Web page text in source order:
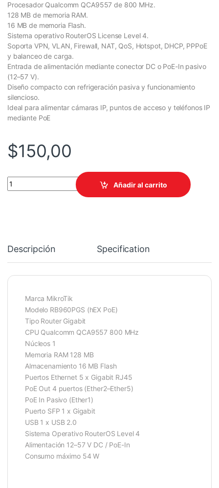
Procesador Qualcomm QCA9557 de 800 MHz.
128 MB de memoria RAM.
16 MB de memoria Flash.
Sistema operativo RouterOS License Level 4.
Soporta VPN, VLAN, Firewall, NAT, QoS, Hotspot, DHCP, PPPoE
y balanceo de carga.
Entrada de alimentación mediante conector DC o PoE-In pasivo
(12–57 V).
Diseño compacto con refrigeración pasiva y funcionamiento
silencioso.
Ideal para alimentar cámaras IP, puntos de acceso y teléfonos IP
mediante PoE
$150,00
MIKROTIK ROUTER RB-960PGS MODELO HEX POE quantity
Añadir al carrito
Descripción Specification
Marca MikroTik
Modelo RB960PGS (hEX PoE)
Tipo Router Gigabit
CPU Qualcomm QCA9557 800 MHz
Núcleos 1
Memoria RAM 128 MB
Almacenamiento 16 MB Flash
Puertos Ethernet 5 x Gigabit RJ45
PoE Out 4 puertos (Ether2–Ether5)
PoE In Pasivo (Ether1)
Puerto SFP 1 x Gigabit
USB 1 x USB 2.0
Sistema Operativo RouterOS Level 4
Alimentación 12–57 V DC / PoE-In
Consumo máximo 54 W